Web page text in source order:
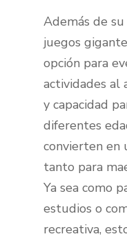
Además de
juegos
opción para
actividades al
y capacidad
diferentes
convierten en
tanto para
Ya sea como
estudios o
recreativa,